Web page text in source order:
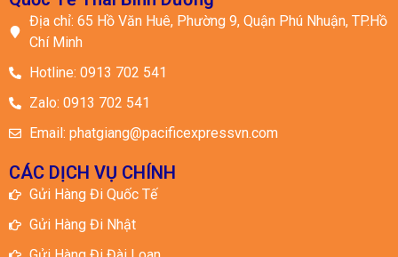
Địa chỉ: 65 Hồ Văn Huê, Phường 9, Quận Phú Nhuận, TP.Hồ
Chí Minh
Hotline: 0913 702 541
Zalo: 0913 702 541
Email: phatgiang@pacificexpressvn.com
CÁC DỊCH VỤ CHÍNH
Gửi Hàng Đi Quốc Tế
Gửi Hàng Đi Nhật